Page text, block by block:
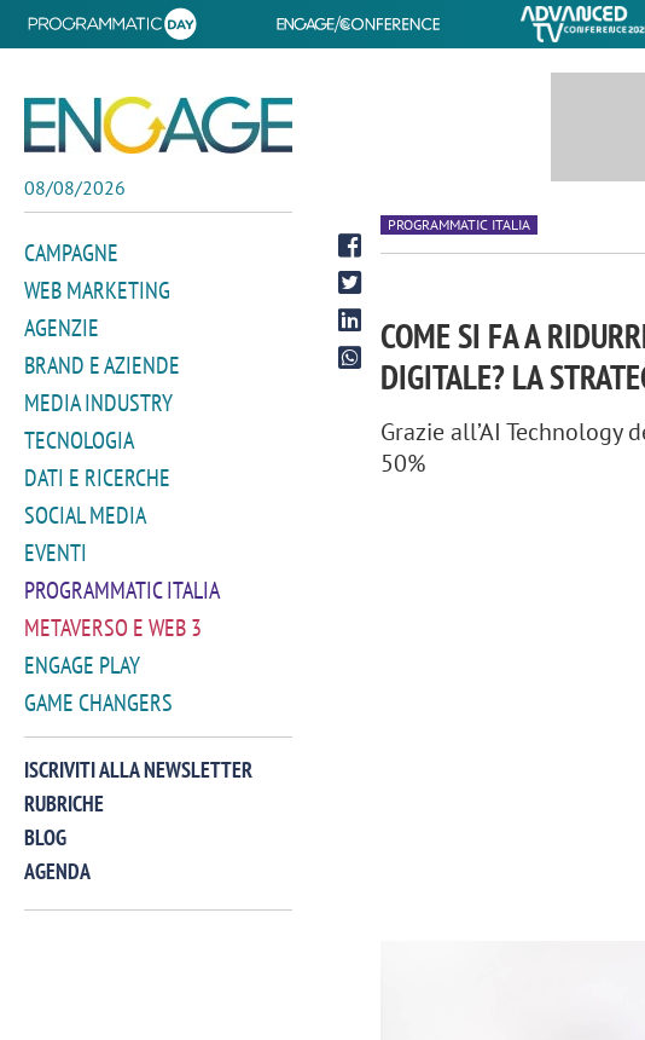
08/08/2026
CAMPAGNE
WEB MARKETING
AGENZIE
BRAND E AZIENDE
MEDIA INDUSTRY
TECNOLOGIA
DATI E RICERCHE
SOCIAL MEDIA
EVENTI
PROGRAMMATIC ITALIA
METAVERSO E WEB 3
ENGAGE PLAY
GAME CHANGERS
ISCRIVITI ALLA NEWSLETTER
RUBRICHE
BLOG
AGENDA
PROGRAMMATIC ITALIA
COME SI FA A
DIGITALE? LA
Grazie all’AI
50%